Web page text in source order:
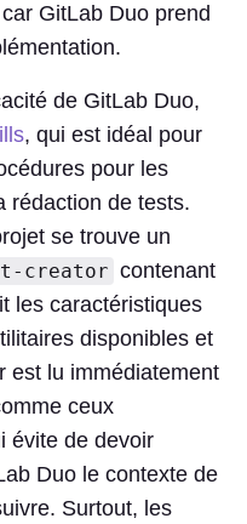
GitLab Duo prend
de GitLab Duo,
, qui est idéal pour
pour les
rédaction de tests.
se trouve un
creator contenant
les caractéristiques
disponibles et
est lu immédiatement
ceux
évite de devoir
Duo le contexte de
Surtout, les